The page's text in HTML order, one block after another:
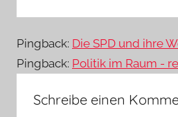
Pingback: Die SPD und ihre
Pingback: Politik im Raum -
Schreibe einen